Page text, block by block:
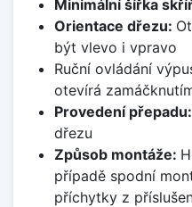
Minimální šířka
Orientace dřezu:
být vlevo i vpravo
Ruční ovládání
otevírá
Provedení přepadu:
dřezu
Způsob montáže:
případě spodní
příchytky z